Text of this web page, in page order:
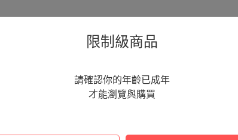
限制級商品
請確認你的年齡已成年
才能瀏覽與購買